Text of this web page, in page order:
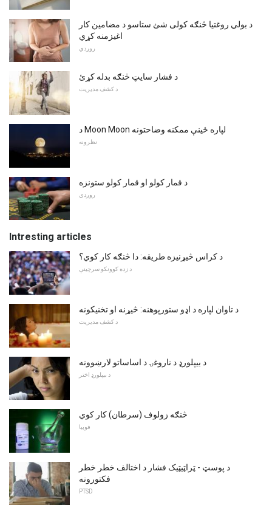
د بولي روغتیا څنګه کولی شئ ستاسو د مضامین کار
اغیزمنه کړي
روږدي
د فشار سایټ څنګه بدله کړئ
د کشف مدیریت
د Moon Moon لپاره ځینې ممکنه وضاحتونه
نظرونه
د قمار كولو او قمار كولو ستونزه
روږدي
Intresting articles
د کراس څیړنیزه طریقه: دا څنګه کار کوي؟
د زده کوونکو سرچینې
د تاوان لپاره د اډو ستورپوهنه: څیړنه او تخنیکونه
د کشف مدیریت
د بیپلورډ د ناروغۍ د اساساتو لارښوونه
د بیپلورډ اختر
څنګه زولوف (سرطان) کار کوي
فوبیا
د پوسټ - ټراټیټیک فشار د اختالف خطر خطر
فکتورونه
PTSD